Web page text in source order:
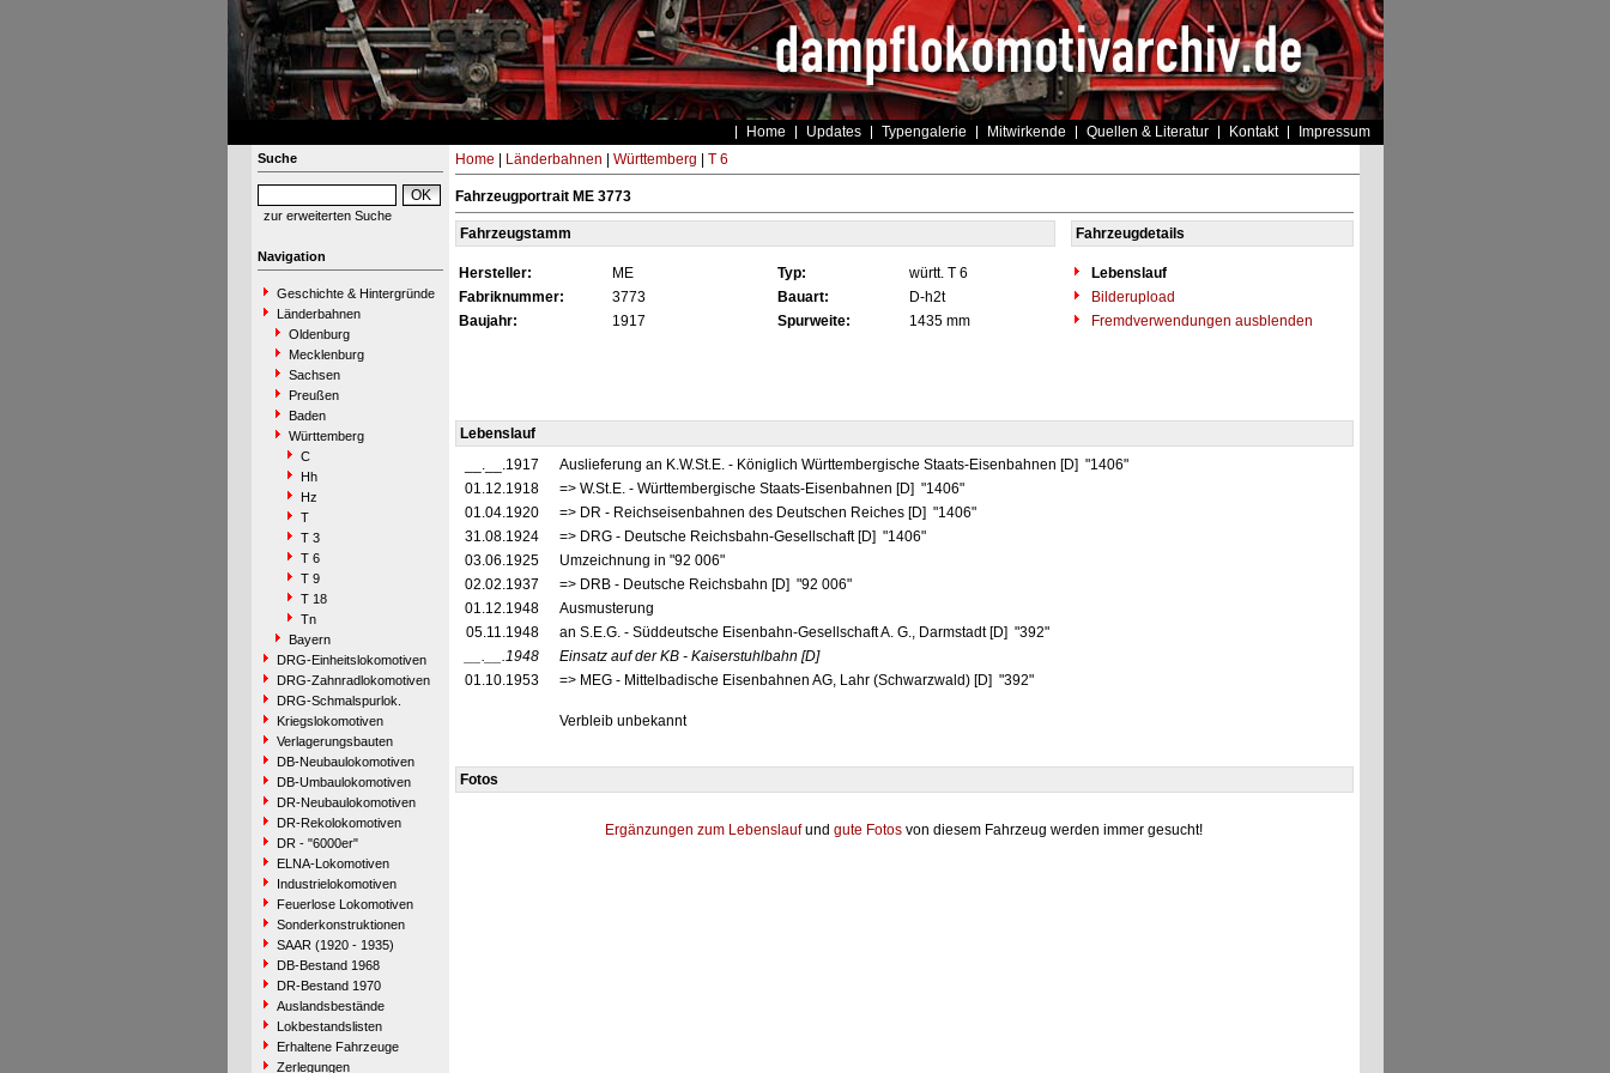
Home Updates Typengalerie Mitwirkende Quellen & Literatur Kontakt Impressum
Suche
zur erweiterten Suche
Navigation
Geschichte & Hintergründe
Länderbahnen
Oldenburg
Mecklenburg
Sachsen
Preußen
Baden
Württemberg
C
Hh
Hz
T
T 3
T 6
T 9
T 18
Tn
Bayern
DRG-Einheitslokomotiven
DRG-Zahnradlokomotiven
DRG-Schmalspurlok.
Kriegslokomotiven
Verlagerungsbauten
DB-Neubaulokomotiven
DB-Umbaulokomotiven
DR-Neubaulokomotiven
DR-Rekolokomotiven
DR - "6000er"
ELNA-Lokomotiven
Industrielokomotiven
Feuerlose Lokomotiven
Sonderkonstruktionen
SAAR (1920 - 1935)
DB-Bestand 1968
DR-Bestand 1970
Auslandsbestände
Lokbestandslisten
Erhaltene Fahrzeuge
Zerlegungen
Home Länderbahnen Württemberg T 6
Fahrzeugportrait ME 3773
Fahrzeugstamm Fahrzeugdetails
Hersteller: ME Typ: württ. T 6
Lebenslauf
Fabriknummer:
3773 Bauart: D-h2t
Bilderupload
Baujahr:
1917 Spurweite: 1435 mm Fremdverwendungen ausblenden
Lebenslauf
__.__.1917
Auslieferung an K.W.St.E. - Königlich Württembergische Staats-Eisenbahnen [D] "1406"
01.12.1918
=> W.St.E. - Württembergische Staats-Eisenbahnen [D] "1406"
01.04.1920
=> DR - Reichseisenbahnen des Deutschen Reiches [D] "1406"
31.08.1924
=> DRG - Deutsche Reichsbahn-Gesellschaft [D] "1406"
03.06.1925
Umzeichnung in "92 006"
02.02.1937
=> DRB - Deutsche Reichsbahn [D] "92 006"
01.12.1948
Ausmusterung
05.11.1948
an S.E.G. - Süddeutsche Eisenbahn-Gesellschaft A. G., Darmstadt [D] "392"
__.__.1948
Einsatz auf der KB - Kaiserstuhlbahn [D]
01.10.1953
=> MEG - Mittelbadische Eisenbahnen AG, Lahr (Schwarzwald) [D] "392"
Verbleib unbekannt
Fotos
Ergänzungen zum Lebenslaufund gute Fotos von diesem Fahrzeug werden immer gesucht!